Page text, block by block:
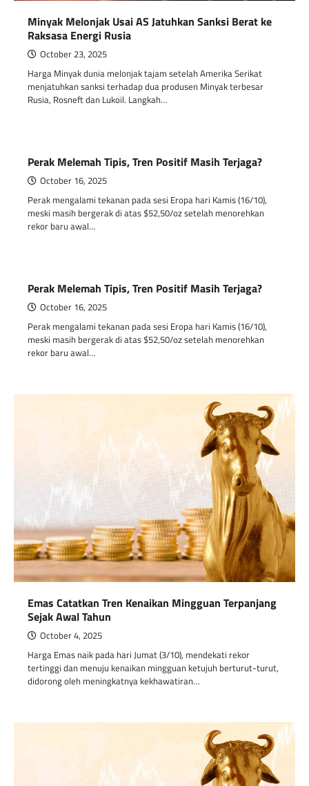
Minyak Melonjak Usai AS Jatuhkan Sanksi Berat ke
Raksasa Energi Rusia
October 23, 2025
Harga Minyak dunia melonjak tajam setelah Amerika Serikat
menjatuhkan sanksi terhadap dua produsen Minyak terbesar
Rusia, Rosneft dan Lukoil. Langkah…
Perak Melemah Tipis, Tren Positif Masih Terjaga?
October 16, 2025
Perak mengalami tekanan pada sesi Eropa hari Kamis (16/10),
meski masih bergerak di atas $52,50/oz setelah menorehkan
rekor baru awal…
Perak Melemah Tipis, Tren Positif Masih Terjaga?
October 16, 2025
Perak mengalami tekanan pada sesi Eropa hari Kamis (16/10),
meski masih bergerak di atas $52,50/oz setelah menorehkan
rekor baru awal…
Emas Catatkan Tren Kenaikan Mingguan Terpanjang
Sejak Awal Tahun
October 4, 2025
Harga Emas naik pada hari Jumat (3/10), mendekati rekor
tertinggi dan menuju kenaikan mingguan ketujuh berturut-turut,
didorong oleh meningkatnya kekhawatiran…